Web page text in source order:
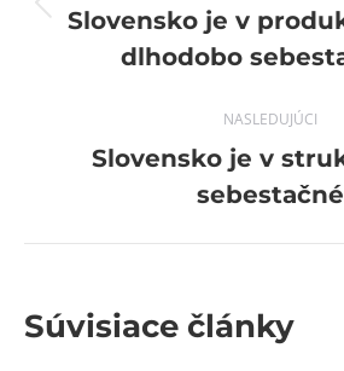
Previous
post:
Slovensko je v
dlhodobo
NASLEDUJÚCI
Next
post:
Slovensko je v
sebestačné
Súvisiace články